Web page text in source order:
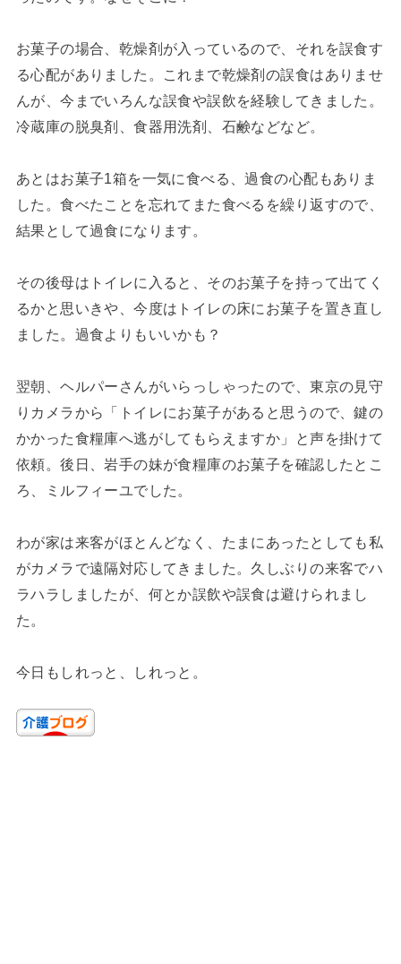
お菓子の場合、乾燥剤が入っているので、それを誤食す
る心配がありました。これまで乾燥剤の誤食はありませ
んが、今までいろんな誤食や誤飲を経験してきました。
冷蔵庫の脱臭剤、食器用洗剤、石鹸などなど。
あとはお菓子1箱を一気に食べる、過食の心配もありま
した。食べたことを忘れてまた食べるを繰り返すので、
結果として過食になります。
その後母はトイレに入ると、そのお菓子を持って出てく
るかと思いきや、今度はトイレの床にお菓子を置き直し
ました。過食よりもいいかも？
翌朝、ヘルパーさんがいらっしゃったので、東京の見守
りカメラから「トイレにお菓子があると思うので、鍵の
かかった食糧庫へ逃がしてもらえますか」と声を掛けて
依頼。後日、岩手の妹が食糧庫のお菓子を確認したとこ
ろ、ミルフィーユでした。
わが家は来客がほとんどなく、たまにあったとしても私
がカメラで遠隔対応してきました。久しぶりの来客でハ
ラハラしましたが、何とか誤飲や誤食は避けられまし
た。
今日もしれっと、しれっと。